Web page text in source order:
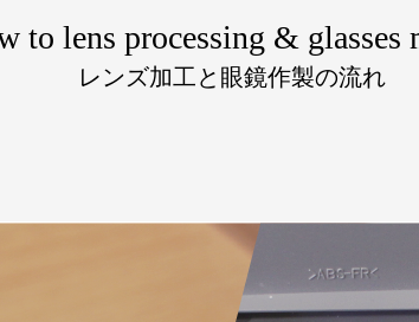
to lens processing & glasses
レンズ加工と眼鏡作製の流れ